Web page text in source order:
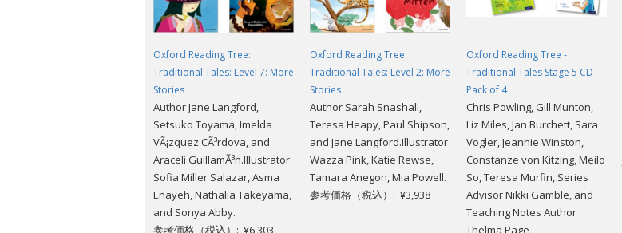
Oxford Reading Tree:
Traditional Tales: Level 7: More
Stories
Author Jane Langford,
Setsuko Toyama, Imelda
VÃ¡zquez CÃ³rdova, and
Araceli GuillamÃ³n.Illustrator
Sofia Miller Salazar, Asma
Enayeh, Nathalia Takeyama,
and Sonya Abby.
参考価格（税込）: ¥6,303
Oxford Reading Tree:
Traditional Tales: Level 2: More
Stories
Author Sarah Snashall,
Teresa Heapy, Paul Shipson,
and Jane Langford.Illustrator
Wazza Pink, Katie Rewse,
Tamara Anegon, Mia Powell.
参考価格（税込）: ¥3,938
Oxford Reading Tree -
Traditional Tales Stage 5 CD
Pack of 4
Chris Powling, Gill Munton,
Liz Miles, Jan Burchett, Sara
Vogler, Jeannie Winston,
Constanze von Kitzing, Meilo
So, Teresa Murfin, Series
Advisor Nikki Gamble, and
Teaching Notes Author
Thelma Page